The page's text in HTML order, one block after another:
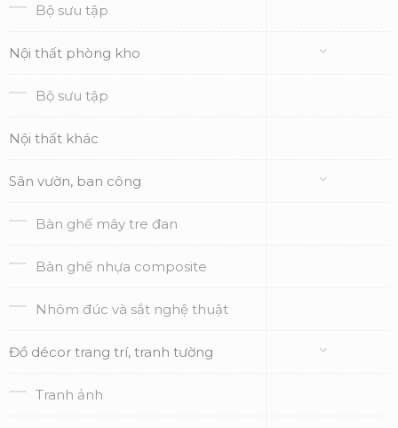
Bộ sưu tập
Nội thất phòng kho
Bộ sưu tập
Nội thất khác
Sân vườn, ban công
Bàn ghế mây tre đan
Bàn ghế nhựa composite
Nhôm đúc và sắt nghệ thuật
Đồ décor trang trí, tranh tường
Tranh ảnh